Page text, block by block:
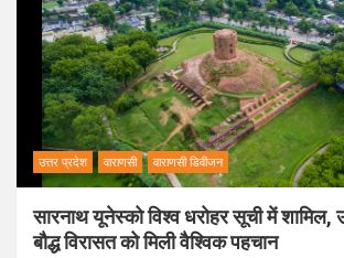
उत्तर प्रदेश वाराणसी वाराणसी डिवीजन
सारनाथ यूनेस्को विश्व धरोहर सूची में शामिल,
बौद्ध विरासत को मिली वैश्विक पहचान